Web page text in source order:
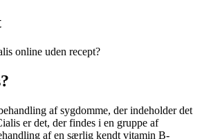
online uden recept?
af sygdomme, der indeholder det
er det, der findes i en gruppe af
af en særlig kendt vitamin B-